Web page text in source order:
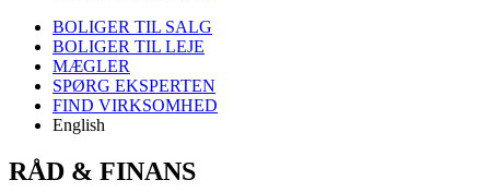
BOLIGER TIL SALG
BOLIGER TIL LEJE
MÆGLER
SPØRG EKSPERTEN
FIND VIRKSOMHED
English
RÅD & FINANS